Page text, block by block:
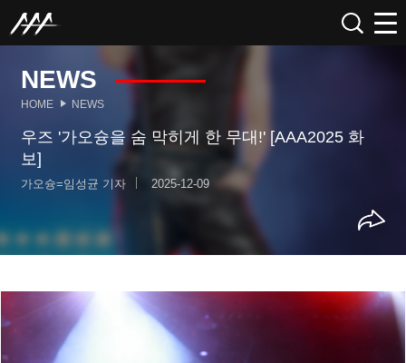
NEWS
HOME NEWS
우즈 '가오슝을 숨 막히게 한 무대!' [AAA2025 화
보]
가오슝=임성균 기자 2025-12-09